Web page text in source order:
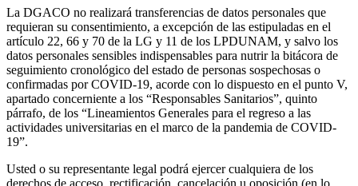
La DGACO no realizará transferencias de datos personales que
requieran su consentimiento, a excepción de las estipuladas en el
artículo 22, 66 y 70 de la LG y 11 de los LPDUNAM, y salvo los
datos personales sensibles indispensables para nutrir la bitácora de
seguimiento cronológico del estado de personas sospechosas o
confirmadas por COVID-19, acorde con lo dispuesto en el punto V,
apartado concerniente a los “Responsables Sanitarios”, quinto
párrafo, de los “Lineamientos Generales para el regreso a las
actividades universitarias en el marco de la pandemia de COVID-
19”.
Usted o su representante legal podrá ejercer cualquiera de los